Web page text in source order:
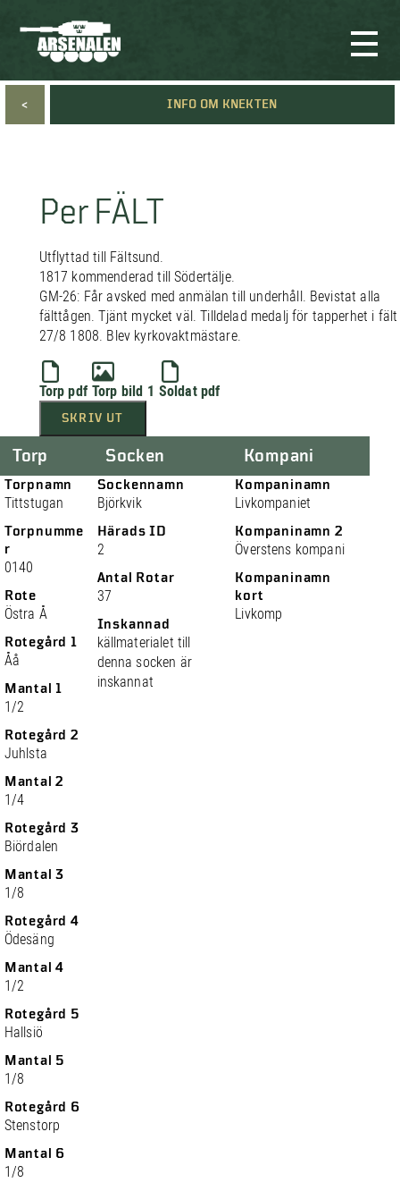
< INFO OM KNEKTEN
Per FÄLT
Utflyttad till Fältsund.
1817 kommenderad till Södertälje.
GM-26: Får avsked med anmälan till underhåll. Bevistat alla
fälttågen. Tjänt mycket väl. Tilldelad medalj för tapperhet i fält
27/8 1808. Blev kyrkovaktmästare.
Torp pdf Torp bild 1 Soldat pdf
SKRIV UT
Torp
Torpnamn
Tittstugan
Torpnumme
r
0140
Rote
Östra Å
Rotegård 1
Åå
Mantal 1
1/2
Rotegård 2
Juhlsta
Mantal 2
1/4
Rotegård 3
Biördalen
Mantal 3
1/8
Rotegård 4
Ödesäng
Mantal 4
1/2
Rotegård 5
Hallsiö
Mantal 5
1/8
Rotegård 6
Stenstorp
Mantal 6
1/8
Socken
Sockennamn
Björkvik
Härads ID
2
Antal Rotar
37
Inskannad
källmaterialet till
denna socken är
inskannat
Kompani
Kompaninamn
Livkompaniet
Kompaninamn 2
Överstens kompani
Kompaninamn
kort
Livkomp